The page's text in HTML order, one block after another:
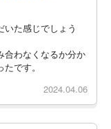
た感じでしょう
合わなくなるか分か
です。
2024.04.06